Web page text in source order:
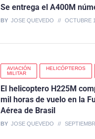
Se entrega el A400M
BY JOSE QUEVEDO OCTUBRE
AVIACIÓN
MILITAR
HELICÓPTEROS
El helicoptero H225M
mil horas de vuelo en la
Aérea de Brasil
BY JOSE QUEVEDO